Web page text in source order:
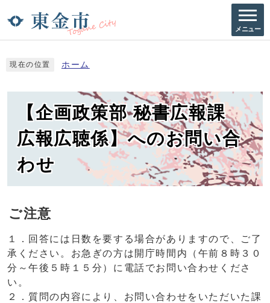
メニュー
現在の位置 ホーム
【企画政策部 秘書広報課
広報広聴係】へのお問い合
わせ
ご注意
１．回答には日数を要する場合がありますので、ご了
承ください。お急ぎの方は開庁時間内（午前８時３０
分～午後５時１５分）に電話でお問い合わせくださ
い。
２．質問の内容により、お問い合わせをいただいた課